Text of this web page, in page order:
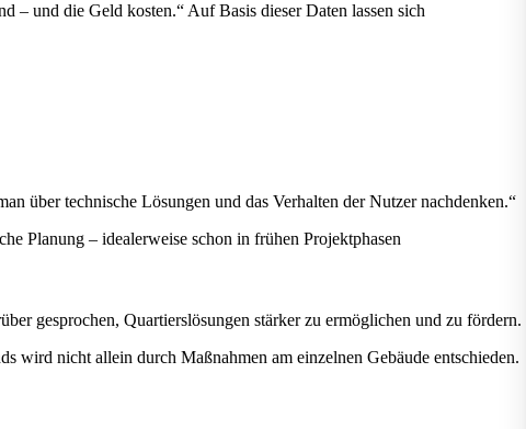
– und die Geld kosten.“ Auf Basis dieser Daten lassen sich
über technische Lösungen und das Verhalten der Nutzer nachdenken.“
Planung – idealerweise schon in frühen Projektphasen
gesprochen, Quartierslösungen stärker zu ermöglichen und zu fördern.
wird nicht allein durch Maßnahmen am einzelnen Gebäude entschieden.